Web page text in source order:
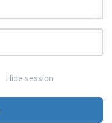
Hide session